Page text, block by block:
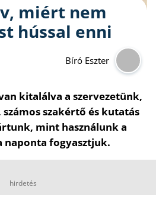
miért nem
hússal enni
Bíró Eszter
kitalálva a szervezetünk,
szakértő és kutatás
mint használunk a
naponta fogyasztjuk.
hirdetés